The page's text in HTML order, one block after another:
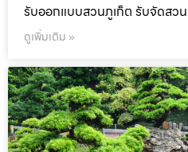
รับออกแบบสวนภูเก็ต รับจัดสว
ดูเพิ่มเติม »